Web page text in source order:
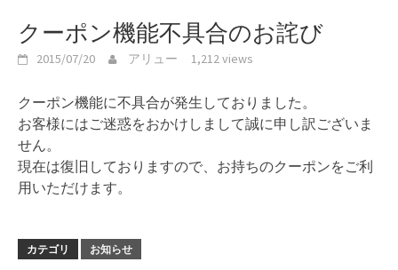
クーポン機能不具合のお詫び
2015/07/20 アリュー 1,212 views
クーポン機能に不具合が発生しておりました。
お客様にはご迷惑をおかけしまして誠に申し訳ございま
せん。
現在は復旧しておりますので、お持ちのクーポンをご利
用いただけます。
カテゴリ お知らせ